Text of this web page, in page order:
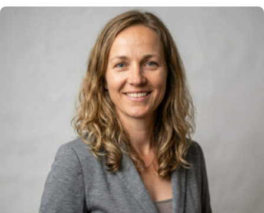
o znovuzavedení elektronické evidence tržeb,
známé jako EET 2.0. Tento modernizovaný
systém má sice odstartovat až 1. ledna 2027, ale
majitelé restaurací, kaváren a hospod by měli
zbystřit už teď. […]